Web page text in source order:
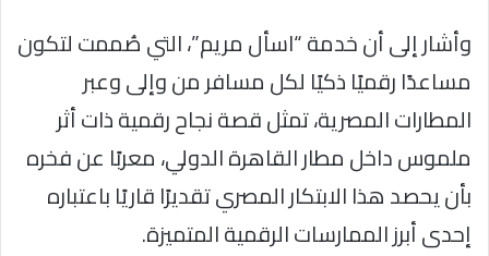
وأشار إلى أن خدمة “اسأل مريم”، التي صُممت لتكون
مساعدًا رقميًا ذكيًا لكل مسافر من وإلى وعبر
المطارات المصرية، تمثل قصة نجاح رقمية ذات أثر
ملموس داخل مطار القاهرة الدولي، معربًا عن فخره
بأن يحصد هذا الابتكار المصري تقديرًا قاريًا باعتباره
إحدى أبرز الممارسات الرقمية المتميزة.